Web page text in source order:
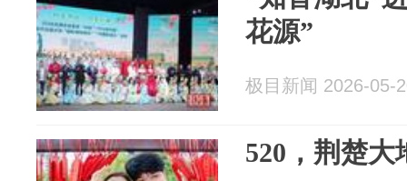
花源”
极目新闻 2026-05-
520，荆楚